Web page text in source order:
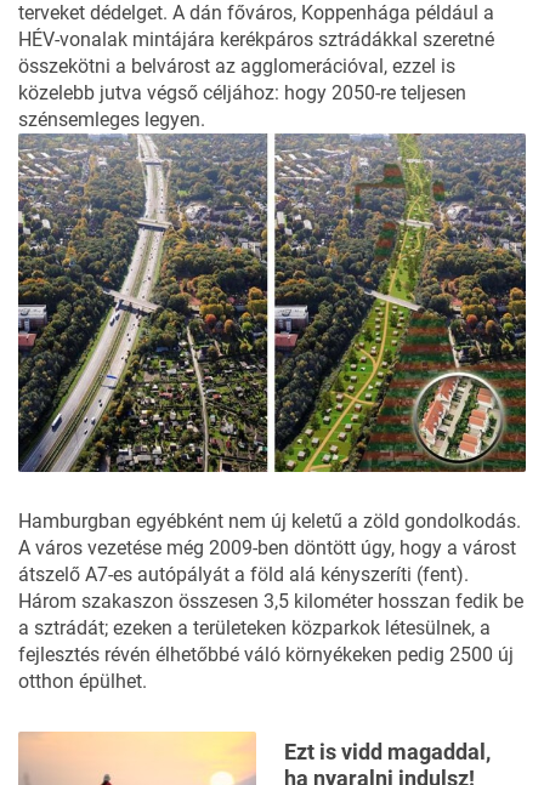
terveket dédelget. A dán főváros, Koppenhága például a
HÉV-vonalak mintájára kerékpáros sztrádákkal szeretné
összekötni a belvárost az agglomerációval, ezzel is
közelebb jutva végső céljához: hogy 2050-re teljesen
szénsemleges legyen.
Hamburgban egyébként nem új keletű a zöld gondolkodás.
A város vezetése még 2009-ben döntött úgy, hogy a várost
átszelő A7-es autópályát a föld alá kényszeríti (fent).
Három szakaszon összesen 3,5 kilométer hosszan fedik be
a sztrádát; ezeken a területeken közparkok létesülnek, a
fejlesztés révén élhetőbbé váló környékeken pedig 2500 új
otthon épülhet.
Ezt is vidd magaddal,
ha nyaralni indulsz!